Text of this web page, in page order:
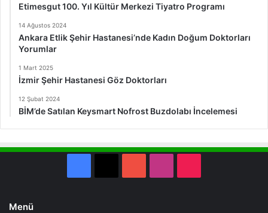
Etimesgut 100. Yıl Kültür Merkezi Tiyatro Programı
14 Ağustos 2024
Ankara Etlik Şehir Hastanesi’nde Kadın Doğum Doktorları
Yorumlar
1 Mart 2025
İzmir Şehir Hastanesi Göz Doktorları
12 Şubat 2024
BİM’de Satılan Keysmart Nofrost Buzdolabı İncelemesi
Menü